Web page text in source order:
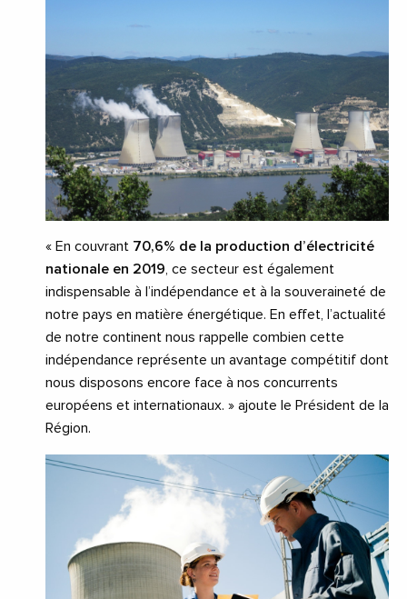
« En couvrant 70,6% de la production d’électricité
nationale en 2019 , ce secteur est également
indispensable à l’indépendance et à la souveraineté de
notre pays en matière énergétique. En effet, l’actualité
de notre continent nous rappelle combien cette
indépendance représente un avantage compétitif dont
nous disposons encore face à nos concurrents
européens et internationaux. » ajoute le Président de la
Région.